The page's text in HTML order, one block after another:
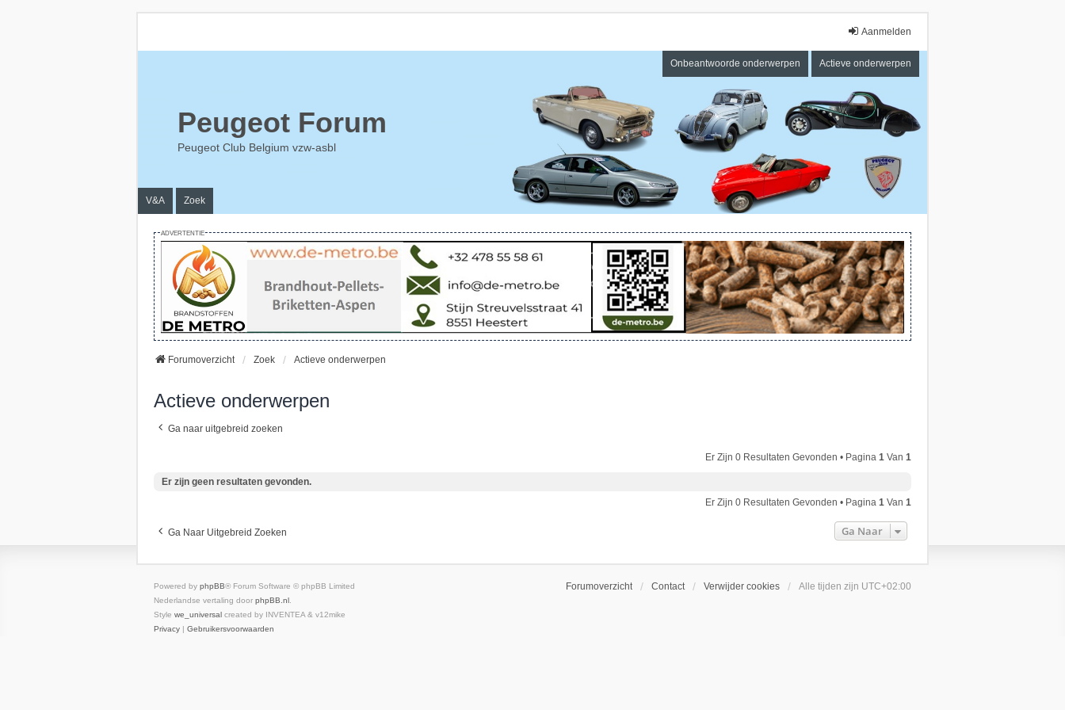
Aanmelden
Onbeantwoorde onderwerpen Actieve onderwerpen
Peugeot Forum
Peugeot Club Belgium vzw-asbl
V&A Zoek
ADVERTENTIE
Forumoverzicht Zoek Actieve onderwerpen
Actieve onderwerpen
Ga naar uitgebreid zoeken
Er Zijn 0 Resultaten Gevonden • Pagina 1 Van 1
Er zijn geen resultaten gevonden.
Er Zijn 0 Resultaten Gevonden • Pagina 1 Van 1
Ga Naar Uitgebreid Zoeken Ga Naar
Forumoverzicht Contact Verwijder cookies Alle tijden zijn UTC+02:00
Powered by phpBB® Forum Software © phpBB Limited
Nederlandse vertaling door phpBB.nl
Style we_universal created by INVENTEA & v12mike
Privacy | Gebruikersvoorwaarden